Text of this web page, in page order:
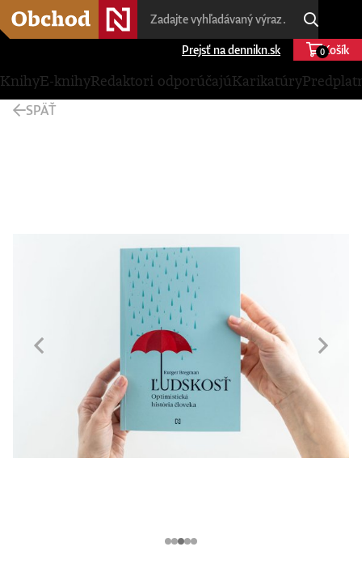
Prejsť na dennikn.sk Košík
0
KnihyE-knihyRedaktori odporúčajúKarikatúry
SPÄŤ